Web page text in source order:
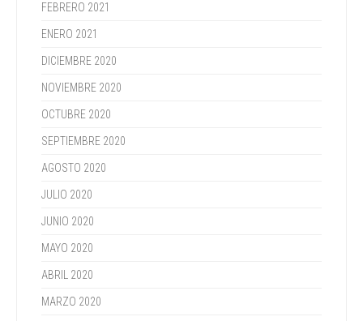
FEBRERO 2021
ENERO 2021
DICIEMBRE 2020
NOVIEMBRE 2020
OCTUBRE 2020
SEPTIEMBRE 2020
AGOSTO 2020
JULIO 2020
JUNIO 2020
MAYO 2020
ABRIL 2020
MARZO 2020